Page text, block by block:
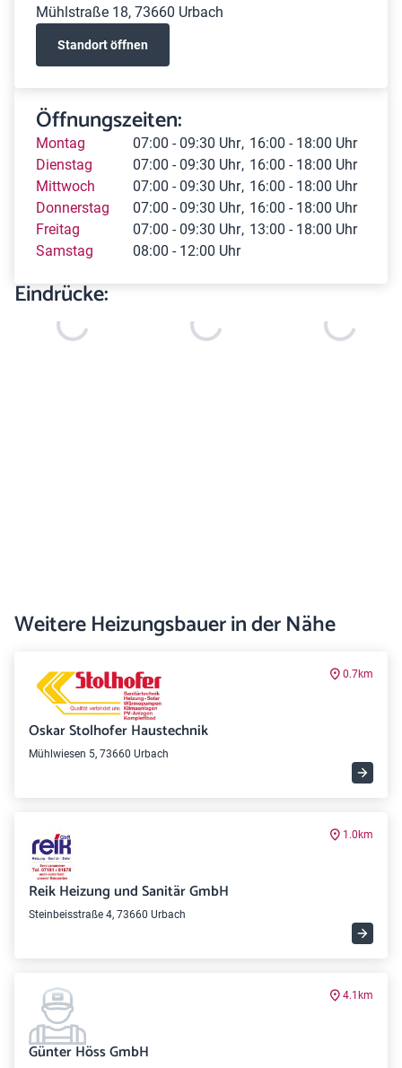
Mühlstraße 18, 73660 Urbach
Standort öffnen
Öffnungszeiten:
Montag 07:00 - 09:30 Uhr 16:00 - 18:00 Uhr
Dienstag
07:00 - 09:30 Uhr 16:00 - 18:00 Uhr
Mittwoch
07:00 - 09:30 Uhr 16:00 - 18:00 Uhr
Donnerstag
07:00 - 09:30 Uhr 16:00 - 18:00 Uhr
Freitag
07:00 - 09:30 Uhr 13:00 - 18:00 Uhr
Samstag
08:00 - 12:00 Uhr
Eindrücke:
Weitere Heizungsbauer in der Nähe
0.7km
Oskar Stolhofer Haustechnik
Mühlwiesen 5, 73660 Urbach
1.0km
Reik Heizung und Sanitär GmbH
Steinbeisstraße 4, 73660 Urbach
4.1km
Günter Höss GmbH